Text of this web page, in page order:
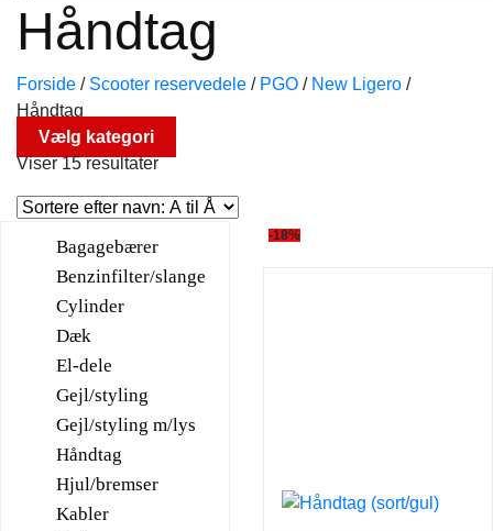
Håndtag
Forside / Scooter reservedele / PGO / New Ligero /
Håndtag
Vælg kategori
Viser 15 resultater
Bagagebærer
Benzinfilter/slange
Cylinder
Dæk
El-dele
Gejl/styling
Gejl/styling m/lys
Håndtag
Hjul/bremser
Kabler
-18%